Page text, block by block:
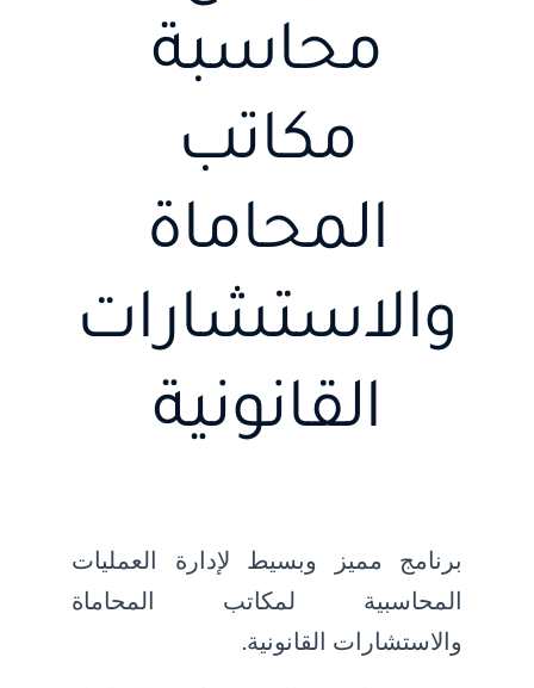
إتصل بنا
محاسبة
مكاتب
المحاماة
والاستشارات
القانونية
برنامج مميز وبسيط لإدارة العمليات
المحاسبية لمكاتب المحاماة
والاستشارات القانونية.